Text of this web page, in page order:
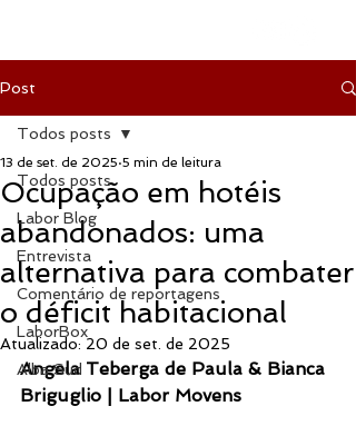
Post
Todos posts
Labor Blog
Entrevista
Comentário de reportagens
LaborBox
Alba Sud
Todos posts
Ocupação em hotéis
abandonados: uma
alternativa para combater
o déficit habitacional
13 de set. de 2025 5 min de leitura
Atualizado: 20 de set. de 2025
Angela Teberga de Paula & Bianca
Briguglio | Labor Movens